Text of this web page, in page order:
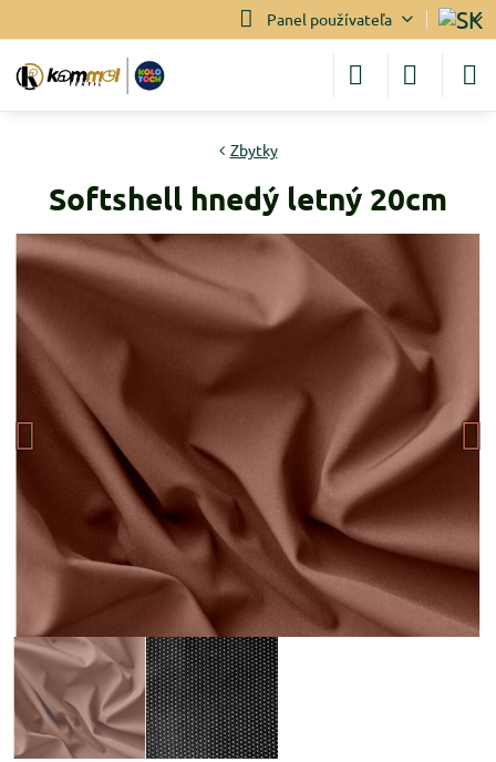
Panel používateľa
Zbytky
Softshell hnedý letný 20cm